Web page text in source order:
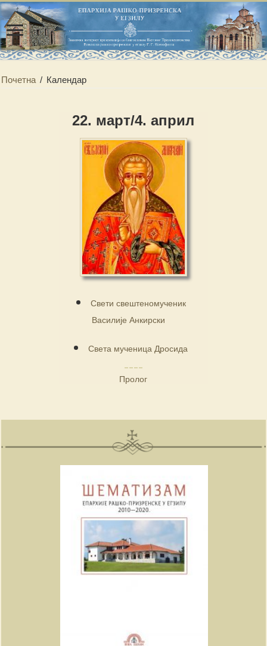
Почетна / Календар
22. март/4. април
Свети свештеномученик
Василије Анкирски
Света мученица Дросида
Пролог